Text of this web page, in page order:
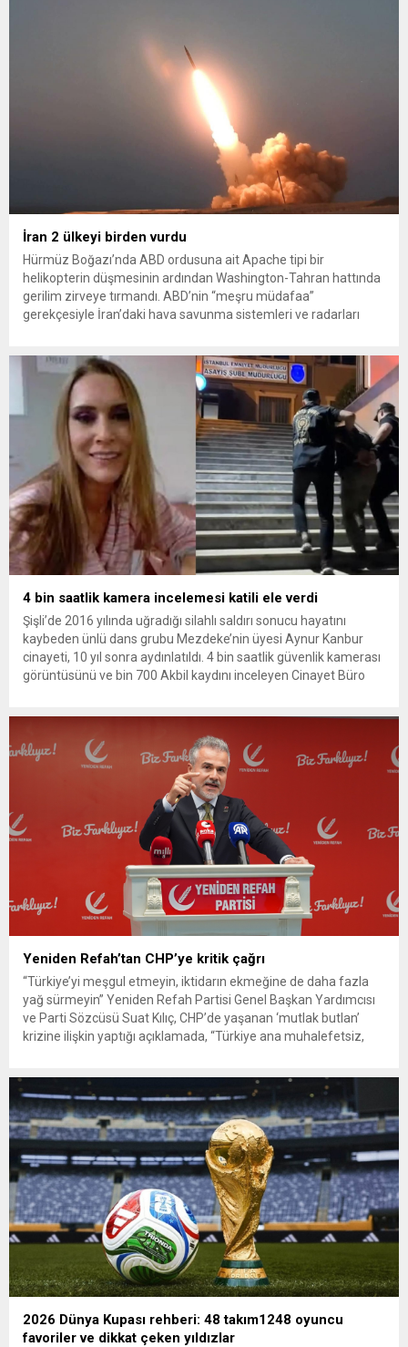
İran 2 ülkeyi birden vurdu
Hürmüz Boğazı’nda ABD ordusuna ait Apache tipi bir
helikopterin düşmesinin ardından Washington-Tahran hattında
gerilim zirveye tırmandı. ABD’nin “meşru müdafaa”
gerekçesiyle İran’daki hava savunma sistemleri ve radarları
yeni bir ABD saldırısına anında yanıt verileceğini duyurdu....
4 bin saatlik kamera incelemesi katili ele verdi
Şişli’de 2016 yılında uğradığı silahlı saldırı sonucu hayatını
kaybeden ünlü dans grubu Mezdeke’nin üyesi Aynur Kanbur
cinayeti, 10 yıl sonra aydınlatıldı. 4 bin saatlik güvenlik kamerası
görüntüsünü ve bin 700 Akbil kaydını inceleyen Cinayet Büro
Yeniden Refah’tan CHP’ye kritik çağrı
“Türkiye’yi meşgul etmeyin, iktidarın ekmeğine de daha fazla
yağ sürmeyin” Yeniden Refah Partisi Genel Başkan Yardımcısı
ve Parti Sözcüsü Suat Kılıç, CHP’de yaşanan ‘mutlak butlan’
krizine ilişkin yaptığı açıklamada, “Türkiye ana muhalefetsiz,
olun. Türkiye’yi...
2026 Dünya Kupası rehberi: 48 takım1248 oyuncu
favoriler ve dikkat çeken yıldızlar